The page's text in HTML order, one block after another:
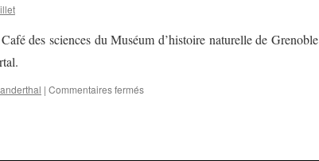
des sciences du Muséum d’histoire naturelle de Grenoble
| Commentaires ferméssur